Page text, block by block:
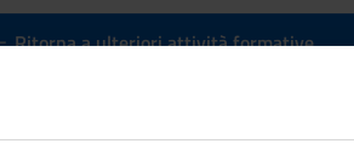
Ritorna a ulteriori attività formative